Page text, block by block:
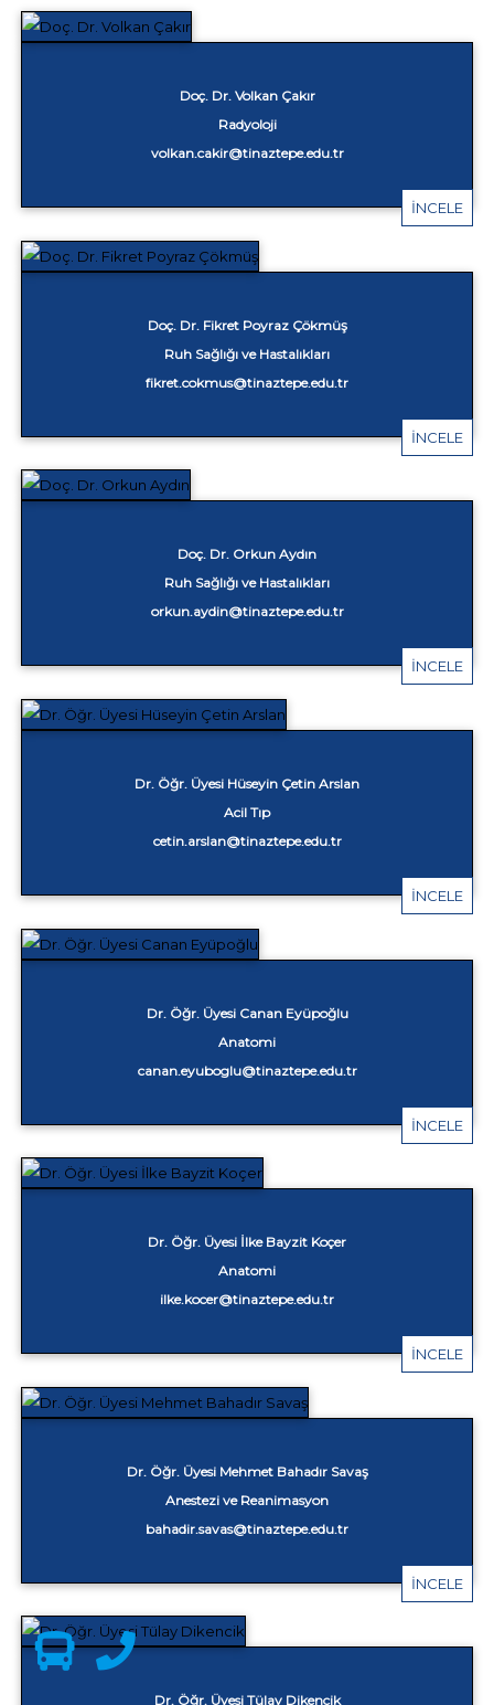
Doç. Dr. Volkan Çakır
Radyoloji
volkan.cakir@tinaztepe.edu.tr
İNCELE
Doç. Dr. Fikret Poyraz Çökmüş
Ruh Sağlığı ve Hastalıkları
fikret.cokmus@tinaztepe.edu.tr
İNCELE
Doç. Dr. Orkun Aydın
Ruh Sağlığı ve Hastalıkları
orkun.aydin@tinaztepe.edu.tr
İNCELE
Dr. Öğr. Üyesi Hüseyin Çetin Arslan
Acil Tıp
cetin.arslan@tinaztepe.edu.tr
İNCELE
Dr. Öğr. Üyesi Canan Eyüpoğlu
Anatomi
canan.eyuboglu@tinaztepe.edu.tr
İNCELE
Dr. Öğr. Üyesi İlke Bayzit Koçer
Anatomi
ilke.kocer@tinaztepe.edu.tr
İNCELE
Dr. Öğr. Üyesi Mehmet Bahadır Savaş
Anestezi ve Reanimasyon
bahadir.savas@tinaztepe.edu.tr
İNCELE
Dr. Öğr. Üyesi Tülay Dikencik